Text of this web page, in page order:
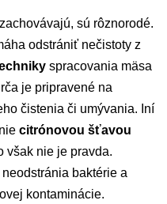
sú rôznorodé.
odstrániť nečistoty z
spracovania mäsa
je pripravené na
čistenia či umývania. Iní
citrónovou šťavou
však nie je pravda.
baktérie a
kontaminácie.